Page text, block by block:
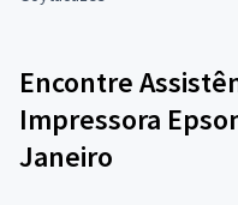
Encontre
Impressora
Janeiro